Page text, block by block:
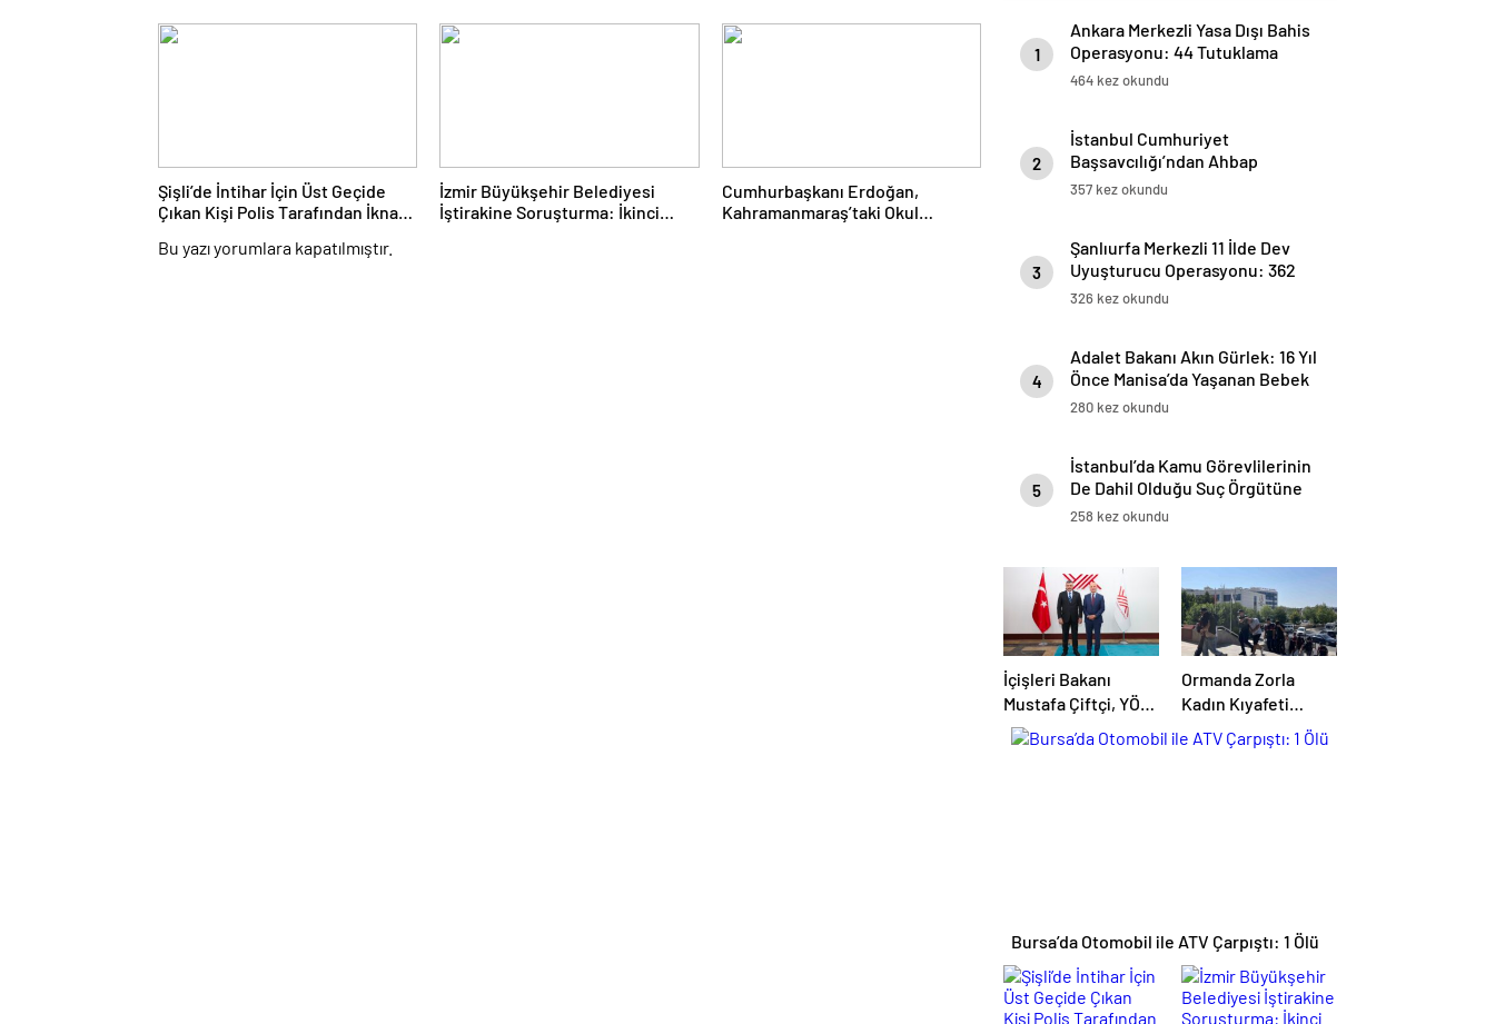
Şişli’de İntihar İçin Üst Geçide
Çıkan Kişi Polis Tarafından İkna
İzmir Büyükşehir Belediyesi
İştirakine Soruşturma: İkinci
Cumhurbaşkanı Erdoğan,
Kahramanmaraş’taki Okul
Bu yazı yorumlara kapatılmıştır.
1
Ankara Merkezli Yasa Dışı Bahis
Operasyonu: 44 Tutuklama
464 kez okundu
2
İstanbul Cumhuriyet
Başsavcılığı’ndan Ahbap
Soruşturması: Bilirkişi Heyeti
357 kez okundu
3
Şanlıurfa Merkezli 11 İlde Dev
Uyuşturucu Operasyonu: 362
Şüpheli Hakkında Yakalama
326 kez okundu
4
Adalet Bakanı Akın Gürlek: 16 Yıl
Önce Manisa’da Yaşanan Bebek
Ölümü Hadisesi Aydınlatıldı
280 kez okundu
5
İstanbul’da Kamu Görevlilerinin
De Dahil Olduğu Suç Örgütüne
Darbe: 37 Gözaltı
258 kez okundu
İçişleri Bakanı
Mustafa Çiftçi, YÖK
Başkanı Erol Özvar’ı
Ziyaret Etti
Ormanda Zorla
Kadın Kıyafeti
Giydirip Şantaj
Yaptılar: 6 Gözaltı
Bursa’da Otomobil ile ATV Çarpıştı: 1 Ölü